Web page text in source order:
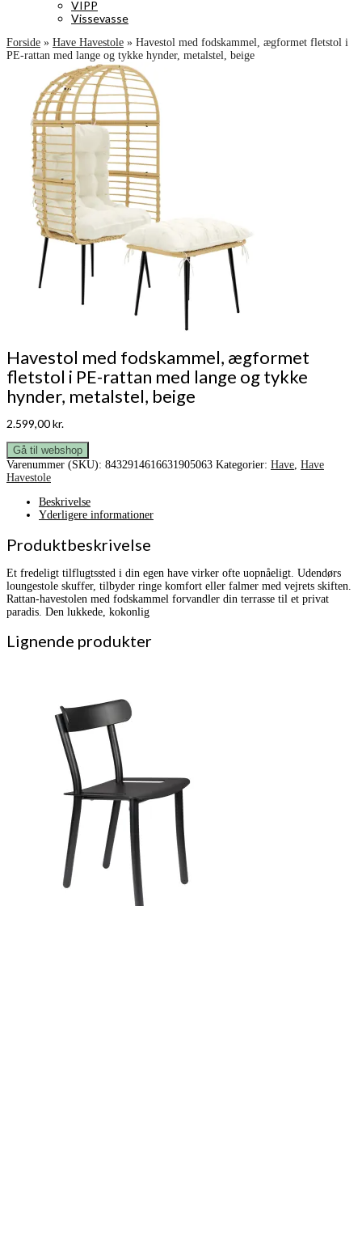
VIPP
Vissevasse
Forside » Have Havestole » Havestol med fodskammel, ægformet fletstol i
PE-rattan med lange og tykke hynder, metalstel, beige
Havestol med fodskammel, ægformet
fletstol i PE-rattan med lange og tykke
hynder, metalstel, beige
2.599,00kr.
Gå til webshop
Varenummer (SKU): 8432914616631905063 Kategorier: Have, Have
Havestole
Beskrivelse
Yderligere informationer
Produktbeskrivelse
Et fredeligt tilflugtssted i din egen have virker ofte uopnåeligt. Udendørs
loungestole skuffer, tilbyder ringe komfort eller falmer med vejrets skiften.
Rattan-havestolen med fodskammel forvandler din terrasse til et privat
paradis. Den lukkede, kokonlig
Lignende produkter